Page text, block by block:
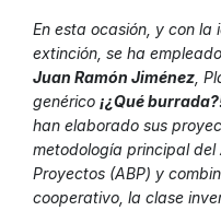
En esta ocasión, y con la
extinción, se ha
Juan Ramón Jiménez
genérico ¡¿Qué
han elaborado sus
metodología principal
Proyectos (ABP) y
cooperativo, la clase